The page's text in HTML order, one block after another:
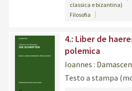
classica e bizantina)
Filosofia
4.: Liber de
polemica
Ioannes :
Testo a stampa